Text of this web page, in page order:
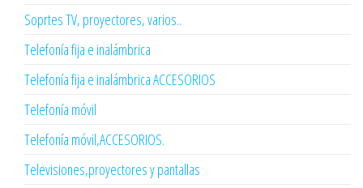
Soprtes TV, proyectores, varios..
Telefonía fija e inalámbrica
Telefonía fija e inalámbrica ACCESORIOS
Telefonía móvil
Telefonía móvil,ACCESORIOS.
Televisiones,proyectores y pantallas